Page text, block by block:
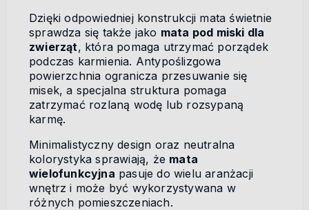
Dzięki odpowiedniej konstrukcji mata świetnie
sprawdza się także jako mata pod miski dla
zwierząt, która pomaga utrzymać porządek
podczas karmienia. Antypoślizgowa
powierzchnia ogranicza przesuwanie się
misek, a specjalna struktura pomaga
zatrzymać rozlaną wodę lub rozsypaną
karmę.
Minimalistyczny design oraz neutralna
kolorystyka sprawiają, że mata
wielofunkcyjna pasuje do wielu aranżacji
wnętrz i może być wykorzystywana w
różnych pomieszczeniach.